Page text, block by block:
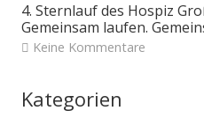
4. Sternlauf des Hospiz
Gemeinsam laufen.
Keine Kommentare
Kategorien